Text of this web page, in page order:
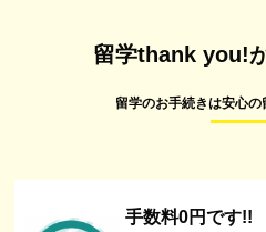
留学thank you!
留学のお手続きは安心
手数料0円です!!